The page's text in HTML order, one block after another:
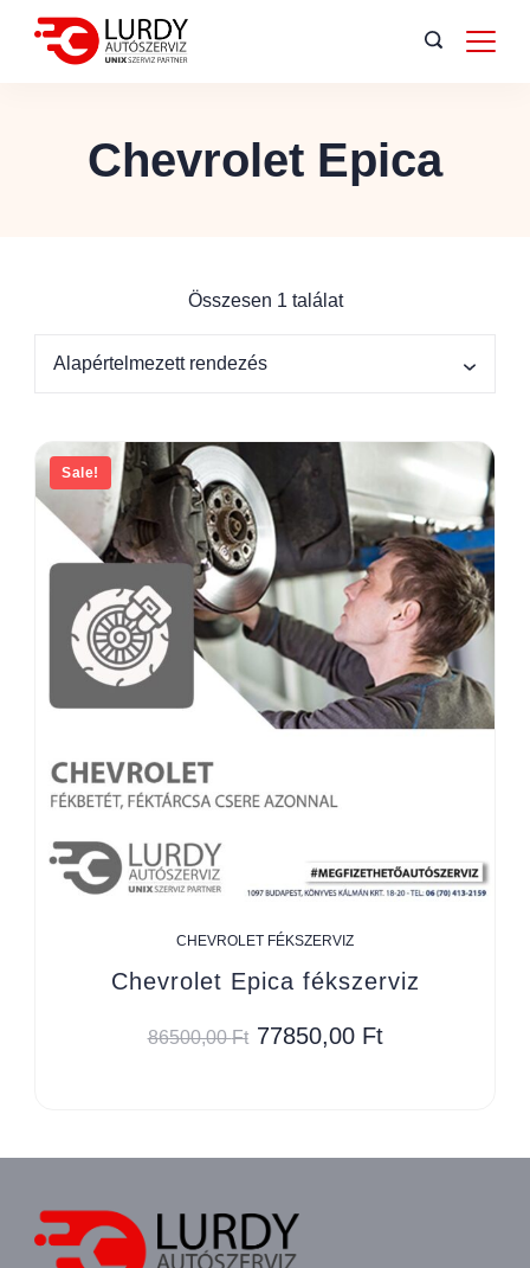
Chevrolet Epica
Összesen 1 találat
Sale!
CHEVROLET FÉKSZERVIZ
Chevrolet Epica fékszerviz
86500,00Ft 77850,00 Ft